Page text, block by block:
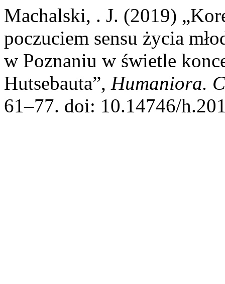
Machalski, . J. (2019)
poczuciem sensu życia
w Poznaniu w świetle
Hutsebauta”, Humaniora.
61–77. doi: 10.14746/